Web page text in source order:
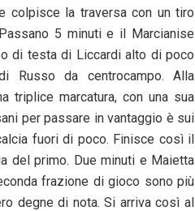
colpisce la traversa con un tiro
5 minuti e il Marcianise
di testa di Liccardi alto di poco
Russo da centrocampo. Alla
triplice marcatura, con una sua
per passare in vantaggio è sui
fuori di poco. Finisce così il
del primo. Due minuti e Maietta
frazione di gioco sono più
degne di nota. Si arriva così al